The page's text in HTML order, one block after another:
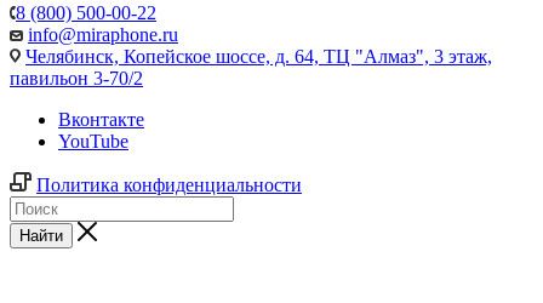
8 (800) 500-00-22
info@miraphone.ru
Челябинск, Копейское шоссе, д. 64, ТЦ "Алмаз", 3 этаж,
павильон 3-70/2
Вконтакте
YouTube
Политика конфиденциальности
Найти